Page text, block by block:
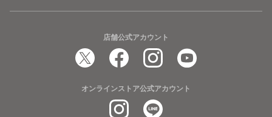
店舗公式アカウント
オンラインストア公式アカウント